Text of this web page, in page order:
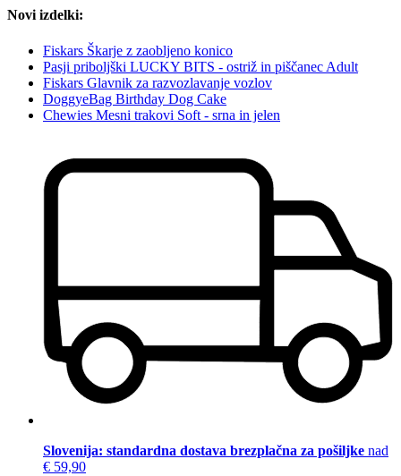
Novi izdelki:
Fiskars Škarje z zaobljeno konico
Pasji priboljški LUCKY BITS - ostriž in piščanec Adult
Fiskars Glavnik za razvozlavanje vozlov
DoggyeBag Birthday Dog Cake
Chewies Mesni trakovi Soft - srna in jelen
Slovenija: standardna dostava brezplačna za pošiljke nad
€ 59,90